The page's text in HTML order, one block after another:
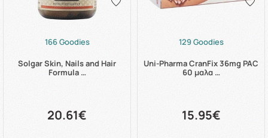
166 Goodies
Solgar Skin, Nails and Hair
Formula …
20.61€
129 Goodies
Uni-Pharma CranFix 36mg PAC
60 μαλα …
15.95€